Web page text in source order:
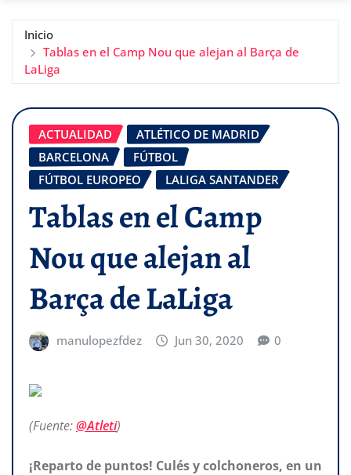
Inicio
Tablas en el Camp Nou que alejan al Barça de
LaLiga
ACTUALIDAD
ATLÉTICO DE MADRID
BARCELONA
FÚTBOL
FÚTBOL EUROPEO
LALIGA SANTANDER
Tablas en el Camp
Nou que alejan al
Barça de LaLiga
manulopezfdez Jun 30, 2020 0
(Fuente:@Atleti)
¡Reparto de puntos! Culés y colchoneros, en un